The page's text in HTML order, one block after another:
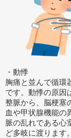
・動悸
胸痛と並んで循環
です。動悸の原因
整脈から、脳梗塞
血や甲状腺機能の
脈の乱れである心
ど多岐に渡ります